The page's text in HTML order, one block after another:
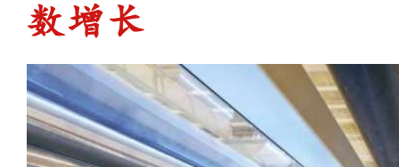
数增长